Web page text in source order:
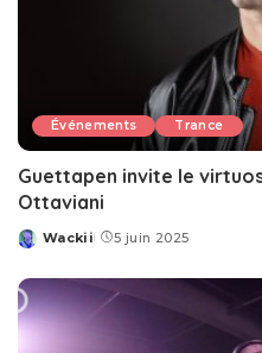
Événements Trance
Guettapen invite le
Ottaviani
Posted
Wackii 5 juin 2025